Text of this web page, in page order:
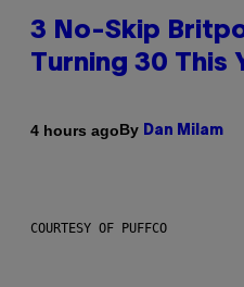
3 No-Skip
Turning 30 This
4 hours agoBy Dan Milam
COURTESY OF PUFFCO